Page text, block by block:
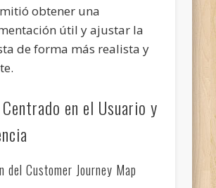
obtener una
útil y ajustar la
de forma más realista y
en el Usuario y
del Customer Journey Map